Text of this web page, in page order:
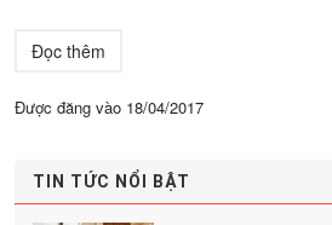
Đọc thêm
Được đăng vào 18/04/2017
TIN TỨC NỔI BẬT